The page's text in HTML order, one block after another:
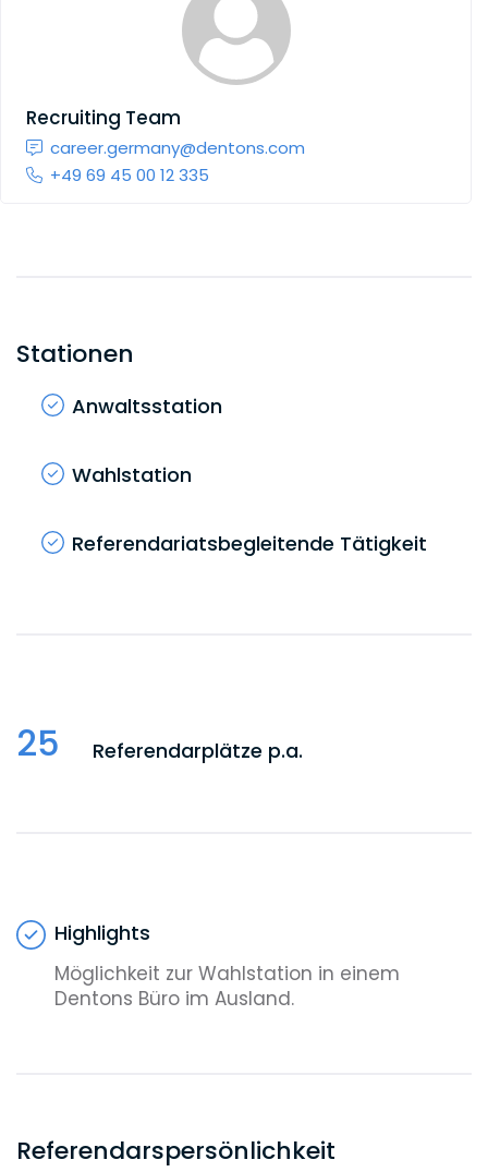
Recruiting Team
career.germany@dentons.com
+49 69 45 00 12 335
Stationen
Anwaltsstation
Wahlstation
Referendariatsbegleitende Tätigkeit
25 Referendarplätze p.a.
Highlights
Möglichkeit zur Wahlstation in einem
Dentons Büro im Ausland.
Referendarspersönlichkeit